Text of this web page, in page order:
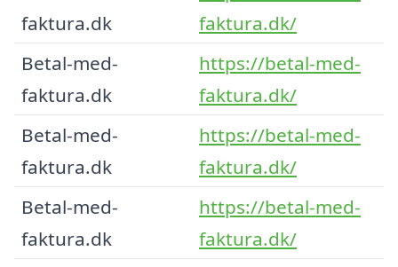
faktura.dk
faktura.dk/
Betal-med-
faktura.dk
https://betal-med-
faktura.dk/
Betal-med-
faktura.dk
https://betal-med-
faktura.dk/
Betal-med-
faktura.dk
https://betal-med-
faktura.dk/